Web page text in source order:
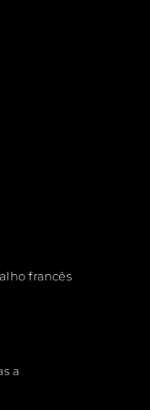
francês
a